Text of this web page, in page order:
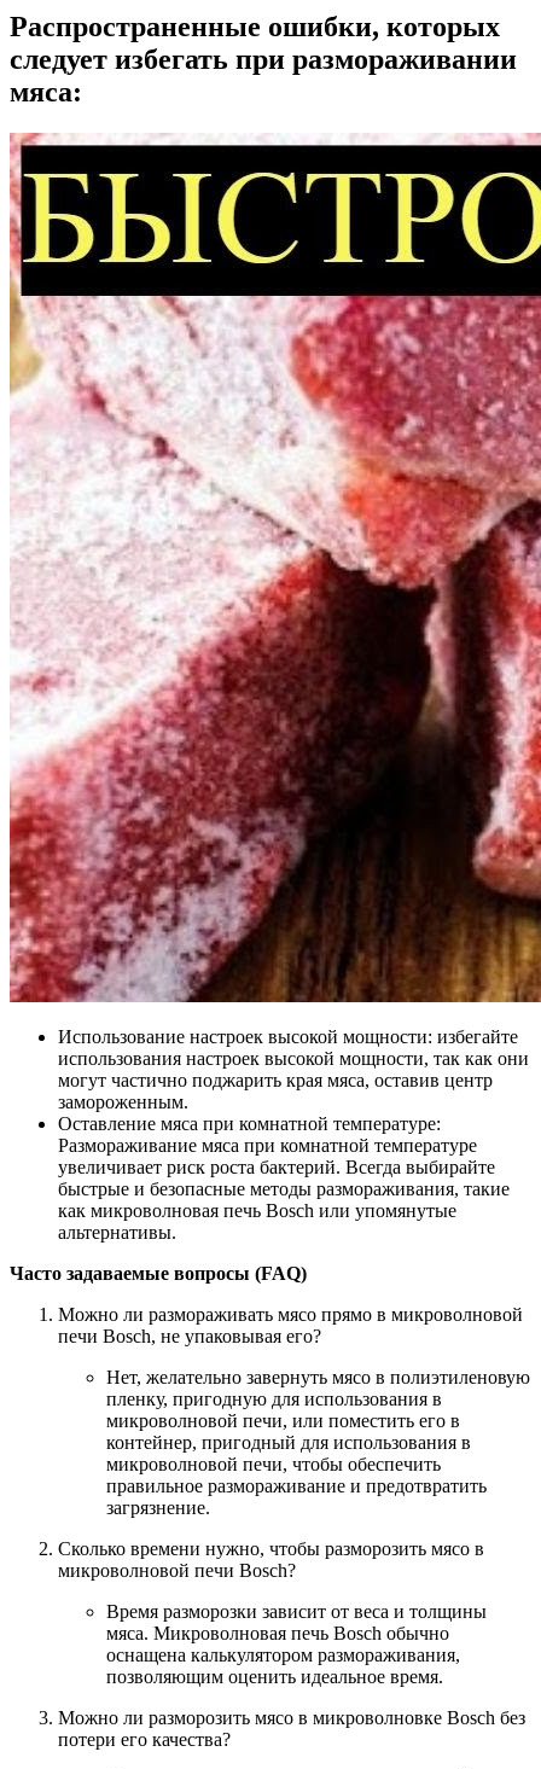
Распространенные ошибки, которых
следует избегать при размораживании
мяса:
Использование настроек высокой мощности: избегайте
использования настроек высокой мощности, так как они
могут частично поджарить края мяса, оставив центр
замороженным.
Оставление мяса при комнатной температуре:
Размораживание мяса при комнатной температуре
увеличивает риск роста бактерий. Всегда выбирайте
быстрые и безопасные методы размораживания, такие
как микроволновая печь Bosch или упомянутые
альтернативы.
Часто задаваемые вопросы (FAQ)
Можно ли размораживать мясо прямо в микроволновой
печи Bosch, не упаковывая его?
Нет, желательно завернуть мясо в полиэтиленовую
пленку, пригодную для использования в
микроволновой печи, или поместить его в
контейнер, пригодный для использования в
микроволновой печи, чтобы обеспечить
правильное размораживание и предотвратить
загрязнение.
Сколько времени нужно, чтобы разморозить мясо в
микроволновой печи Bosch?
Время разморозки зависит от веса и толщины
мяса. Микроволновая печь Bosch обычно
оснащена калькулятором размораживания,
позволяющим оценить идеальное время.
Можно ли разморозить мясо в микроволновке Bosch без
потери его качества?